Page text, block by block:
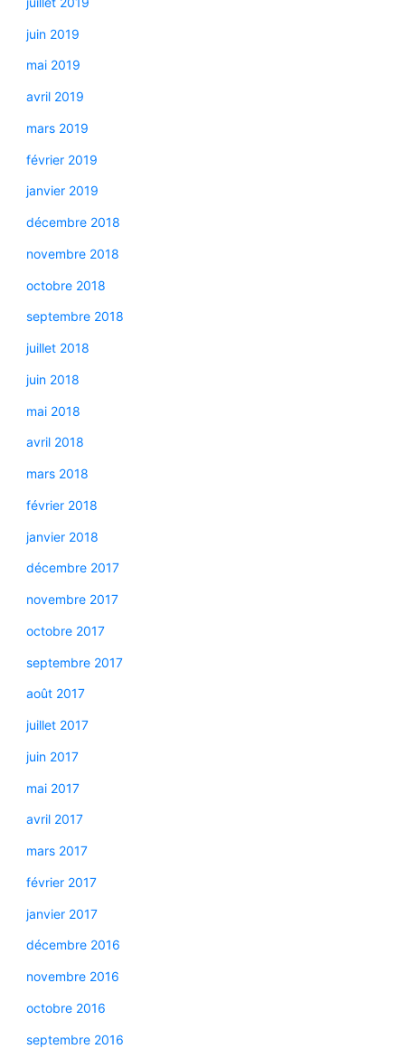
juin 2019
mai 2019
avril 2019
mars 2019
février 2019
janvier 2019
décembre 2018
novembre 2018
octobre 2018
septembre 2018
juillet 2018
juin 2018
mai 2018
avril 2018
mars 2018
février 2018
janvier 2018
décembre 2017
novembre 2017
octobre 2017
septembre 2017
août 2017
juillet 2017
juin 2017
mai 2017
avril 2017
mars 2017
février 2017
janvier 2017
décembre 2016
novembre 2016
octobre 2016
septembre 2016